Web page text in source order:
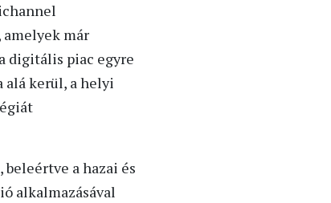
már
digitális piac egyre
alá kerül, a helyi
a hazai és
alkalmazásával